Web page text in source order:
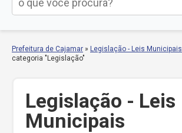
Prefeitura de Cajamar » Legislação - Leis Municipais
categoria "Legislação"
Legislação - Leis
Municipais